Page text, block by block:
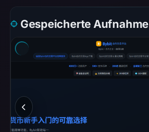
UTC.
Google
Browsing
recorded
no
Gespeicherte Aufnahme